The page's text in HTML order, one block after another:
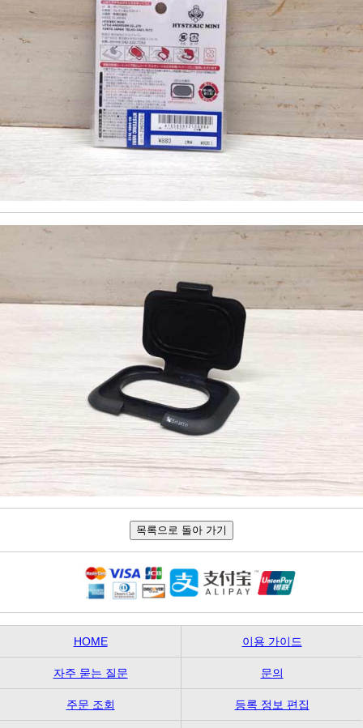
HOME 이용 가이드
자주 묻는 질문 문의
주문 조회 등록 정보 편집